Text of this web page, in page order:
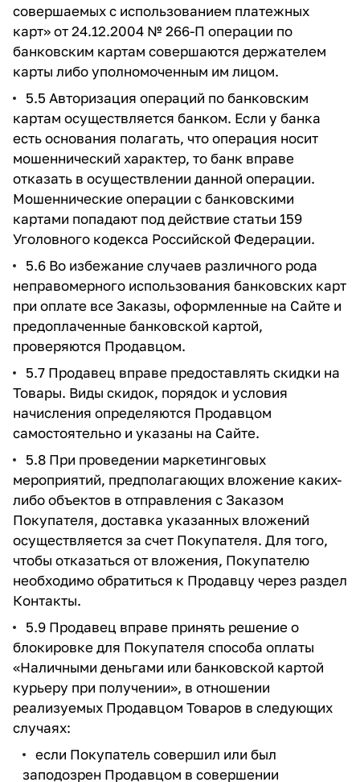
совершаемых с использованием платежных
карт» от 24.12.2004 № 266-П операции по
банковским картам совершаются держателем
карты либо уполномоченным им лицом.
5.5 Авторизация операций по банковским
картам осуществляется банком. Если у банка
есть основания полагать, что операция носит
мошеннический характер, то банк вправе
отказать в осуществлении данной операции.
Мошеннические операции с банковскими
картами попадают под действие статьи 159
Уголовного кодекса Российской Федерации.
5.6 Во избежание случаев различного рода
неправомерного использования банковских карт
при оплате все Заказы, оформленные на Сайте и
предоплаченные банковской картой,
проверяются Продавцом.
5.7 Продавец вправе предоставлять скидки на
Товары. Виды скидок, порядок и условия
начисления определяются Продавцом
самостоятельно и указаны на Сайте.
5.8 При проведении маркетинговых
мероприятий, предполагающих вложение каких-
либо объектов в отправления с Заказом
Покупателя, доставка указанных вложений
осуществляется за счет Покупателя. Для того,
чтобы отказаться от вложения, Покупателю
необходимо обратиться к Продавцу через раздел
Контакты.
5.9 Продавец вправе принять решение о
блокировке для Покупателя способа оплаты
«Наличными деньгами или банковской картой
курьеру при получении», в отношении
реализуемых Продавцом Товаров в следующих
случаях:
если Покупатель совершил или был
заподозрен Продавцом в совершении